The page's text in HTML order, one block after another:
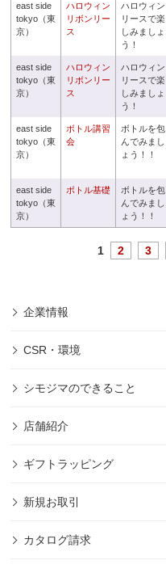
east side
tokyo（東
京）
ハロウィン
リボンリー
ス
ハロウィン
リースで楽
しみましょ
う！
east side
tokyo（東
京）
ハロウィン
リボンリー
ス
ハロウィン
リースで楽
しみましょ
う！
east side
tokyo（東
京）
ボトル講習
会
ボトルを包
んでみまし
ょう！！
east side
tokyo（東
京）
ボトル基礎
ボトルを包
んでみまし
ょう！！
1 2 3
企業情報
CSR・環境
シモジマのできること
店舗紹介
ギフトラッピング
新規お取引
カタログ請求